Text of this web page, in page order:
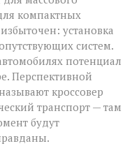
компактных
установка
систем.
потенциал
Перспективной
кроссовер
транспорт — там
будут